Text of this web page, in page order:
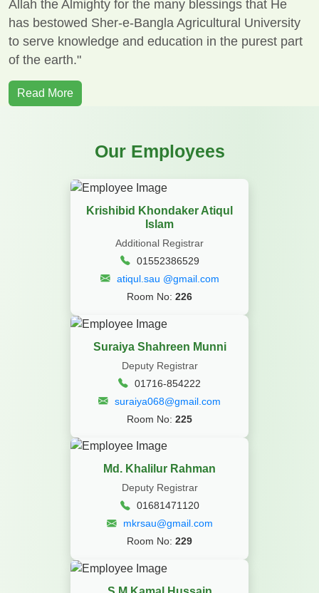
Allah the Almighty for the many blessings that He
has bestowed Sher-e-Bangla Agricultural University
to serve knowledge and education in the purest part
of the earth."
Read More
Our Employees
Krishibid Khondaker Atiqul
Islam
Additional Registrar
01552386529
atiqul.sau @gmail.com
Room No: 226
Suraiya Shahreen Munni
Deputy Registrar
01716-854222
suraiya068@gmail.com
Room No: 225
Md. Khalilur Rahman
Deputy Registrar
01681471120
mkrsau@gmail.com
Room No: 229